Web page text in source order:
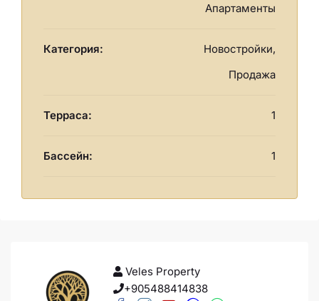
Апартаменты
Категория:
Новостройки,
Продажа
Терраса: 1
Бассейн: 1
Veles Property
+905488414838